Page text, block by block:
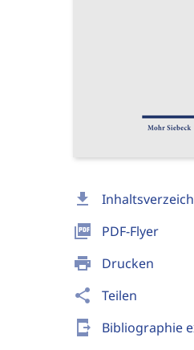
download
picture_as_pdf PDF-Flyer
print Drucken
share Teilen
send_to_mobile Bibliographie